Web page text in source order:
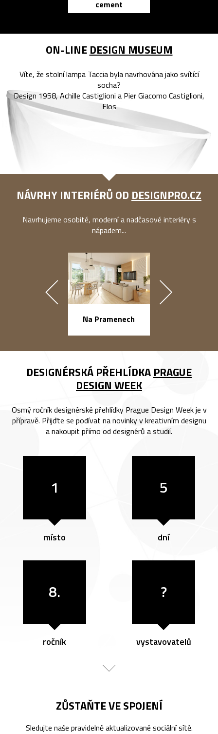
cement
ON-LINE DESIGN MUSEUM
Víte, že stolní lampa Taccia byla navrhována jako svítící
socha?
Design 1958, Achille Castiglioni a Pier Giacomo Castiglioni,
Flos
NÁVRHY INTERIÉRŮ OD DESIGNPRO.CZ
Navrhujeme osobité, moderní a nadčasové interiéry s
nápadem...
Na Pramenech
DESIGNÉRSKÁ PŘEHLÍDKA PRAGUE
DESIGN WEEK
Osmý ročník designérské přehlídky Prague Design Week je v
přípravě. Přijďte se podívat na novinky v kreativním designu
a nakoupit přímo od designérů a studií.
1
místo
5
dní
8.
ročník
?
vystavovatelů
ZŮSTAŇTE VE SPOJENÍ
Sledujte naše pravidelně aktualizované sociální sítě.